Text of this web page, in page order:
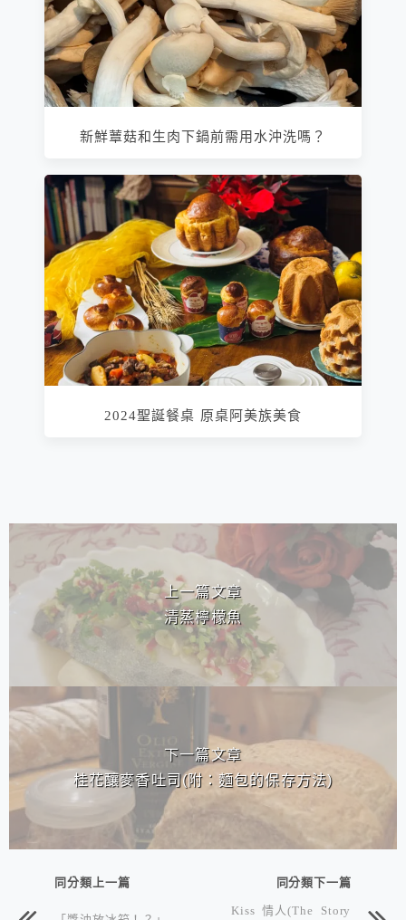
新鮮蕈菇和生肉下鍋前需用水沖洗嗎？
2024聖誕餐桌 原桌阿美族美食
相連文章
上一篇文章
清蒸檸檬魚
下一篇文章
桂花釀麥香吐司(附：麵包的保存方法)
同分類上一篇 同分類下一篇
Kiss 情人(The Story